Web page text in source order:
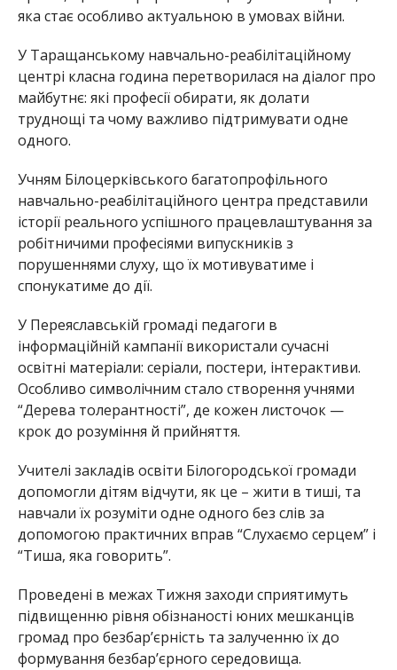
яка стає особливо актуальною в умовах війни.
У Таращанському навчально-реабілітаційному
центрі класна година перетворилася на діалог про
майбутнє: які професії обирати, як долати
труднощі та чому важливо підтримувати одне
одного.
Учням Білоцерківського багатопрофільного
навчально-реабілітаційного центра представили
історії реального успішного працевлаштування за
робітничими професіями випускників з
порушеннями слуху, що їх мотивуватиме і
спонукатиме до дії.
У Переяславській громаді педагоги в
інформаційній кампанії використали сучасні
освітні матеріали: серіали, постери, інтерактиви.
Особливо символічним стало створення учнями
“Дерева толерантності”, де кожен листочок —
крок до розуміння й прийняття.
Учителі закладів освіти Білогородської громади
допомогли дітям відчути, як це – жити в тиші, та
навчали їх розуміти одне одного без слів за
допомогою практичних вправ “Слухаємо серцем” і
“Тиша, яка говорить”.
Проведені в межах Тижня заходи сприятимуть
підвищенню рівня обізнаності юних мешканців
громад про безбар’єрність та залученню їх до
формування безбар’єрного середовища.